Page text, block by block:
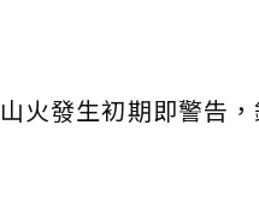
火發生初期即警告